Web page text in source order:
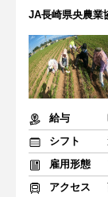
JA長崎県央農
給与
シフト
雇用形態
アクセス